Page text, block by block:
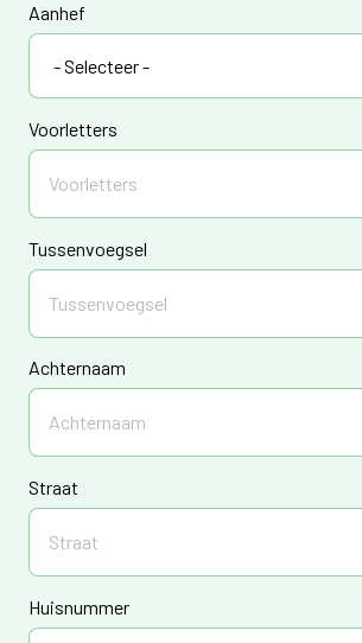
Aanhef
Voorletters
Tussenvoegsel
Achternaam
Straat
Huisnummer